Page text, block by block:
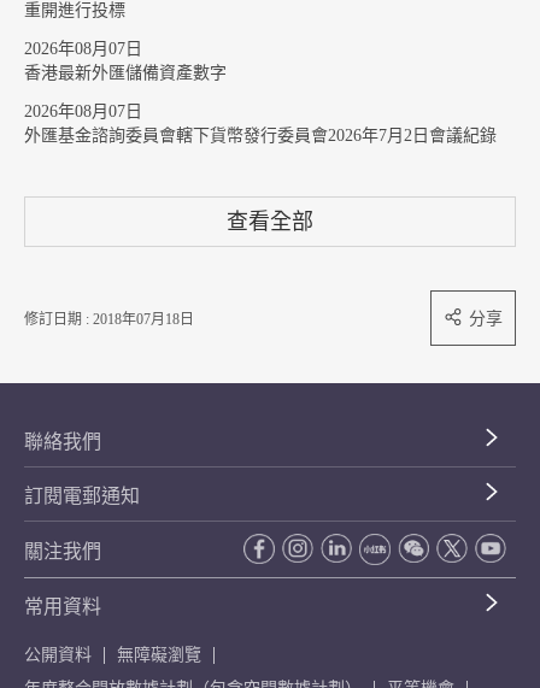
重開進行投標
2026年08月07日
香港最新外匯儲備資產數字
2026年08月07日
外匯基金諮詢委員會轄下貨幣發行委員會2026年7月2日會議紀錄
查看全部
修訂日期 : 2018年07月18日 分享
聯絡我們
訂閱電郵通知
關注我們
常用資料
公開資料
無障礙瀏覽